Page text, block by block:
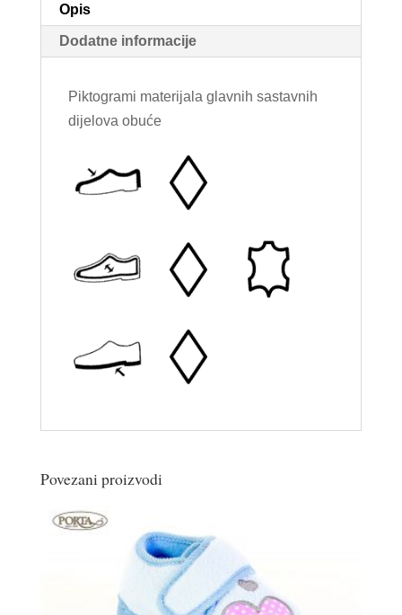
Opis
Dodatne informacije
Piktogrami materijala glavnih sastavnih
dijelova obuće
Povezani proizvodi